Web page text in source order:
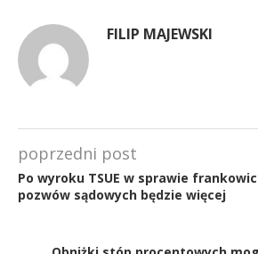
FILIP MAJEWSKI
poprzedni post
Po wyroku TSUE w sprawie
pozwów sądowych będzie więcej